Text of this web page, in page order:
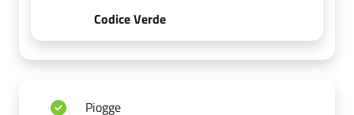
Codice Verde
Piogge